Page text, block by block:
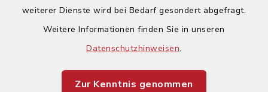
weiterer Dienste wird bei Bedarf gesondert abgefragt.
Weitere Informationen finden Sie in unseren
Datenschutzhinweisen.
Zur Kenntnis genommen
Barrierefreiheit